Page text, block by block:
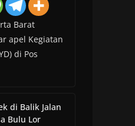
Barat
apel Kegiatan
di Pos
di Balik Jalan
Bulu Lor